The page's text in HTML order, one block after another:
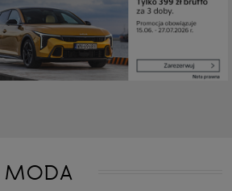
do serwera przy każdorazowym wejściu na
podczas gdy odwiedzasz strony w Internecie.
na temat plików cookie i ich funkcjonowania
. Pod tym linkiem znajdziesz także informację
przeglądarki, aby ograniczyć lub wyłączyć
cookies itp. oraz jak usunąć takie pliki z Twojego
zgody oczywiście nie uchyli zgodności z prawem
MODA